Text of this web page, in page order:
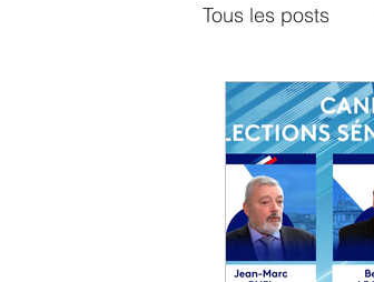
Tous les posts
Territoriales